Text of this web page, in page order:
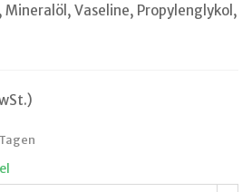
Mineralöl, Vaseline, Propylenglykol,